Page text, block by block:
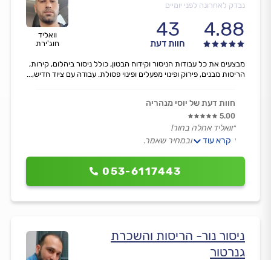
וואליד
חוג'ירת
נבדק לאחרונה לפני יומיים
4.88
43
חוות דעת
053-6117443
מבצעים את כל עבודות הניסור וקידוח הבטון, כולל ניסור ביהלום, קירות,
הריסות מבנים, פירוק ופינוי מפעלים ופינוי פסולת. עבודה עם ציוד חדיש,...
חוות דעת של יוסי מנהריה
5.00
״וואליד אחלה בחור!
עמד בזמנים ובמחיר שאמר.
מקווה להיעזר בו בעתיד.״
קרא עוד
ניסור נור- הריסות והשכרת
גנרטור